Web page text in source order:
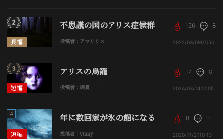
長編
不思議の国のアリス症候群
投稿者：アマリリス
126 8
2022/03/0907:50
短編
アリスの鳥籠
投稿者：綿貫 一
17 0
2024/03/1422:05
短編
4 年に数回家が氷の館になる
投稿者：yumy
8 0
2020/11/21 10:13